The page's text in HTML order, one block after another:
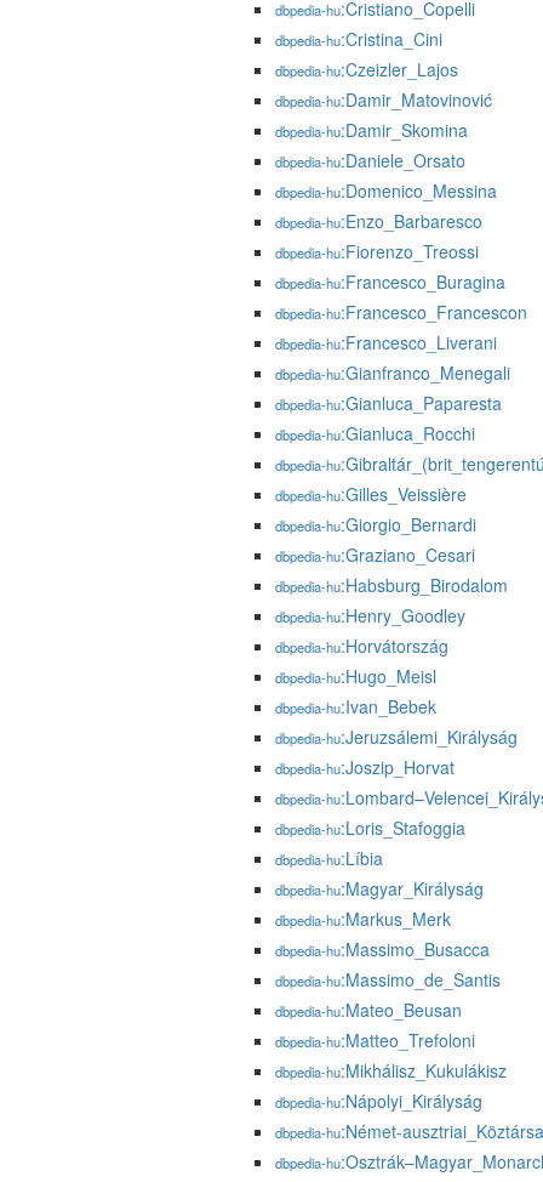
dbpedia-hu:Cristiano_Copelli
dbpedia-hu:Cristina_Cini
dbpedia-hu:Czeizler_Lajos
dbpedia-hu:Damir_Matovinović
dbpedia-hu:Damir_Skomina
dbpedia-hu:Daniele_Orsato
dbpedia-hu:Domenico_Messina
dbpedia-hu:Enzo_Barbaresco
dbpedia-hu:Fiorenzo_Treossi
dbpedia-hu:Francesco_Buragina
dbpedia-hu:Francesco_Francescon
dbpedia-hu:Francesco_Liverani
dbpedia-hu:Gianfranco_Menegali
dbpedia-hu:Gianluca_Paparesta
dbpedia-hu:Gianluca_Rocchi
dbpedia-hu
dbpedia-hu:Gilles_Veissière
dbpedia-hu:Giorgio_Bernardi
dbpedia-hu:Graziano_Cesari
dbpedia-hu:Habsburg_Birodalom
dbpedia-hu:Henry_Goodley
dbpedia-hu:Horvátország
dbpedia-hu:Hugo_Meisl
dbpedia-hu:Ivan_Bebek
dbpedia-hu:Jeruzsálemi_Királyság
dbpedia-hu:Joszip_Horvat
dbpedia-hu
dbpedia-hu:Loris_Stafoggia
dbpedia-hu:Líbia
dbpedia-hu:Magyar_Királyság
dbpedia-hu:Markus_Merk
dbpedia-hu:Massimo_Busacca
dbpedia-hu:Massimo_de_Santis
dbpedia-hu:Mateo_Beusan
dbpedia-hu:Matteo_Trefoloni
dbpedia-hu:Mikhálisz_Kukulákisz
dbpedia-hu:Nápolyi_Királyság
dbpedia-hu:Német-
dbpedia-hu